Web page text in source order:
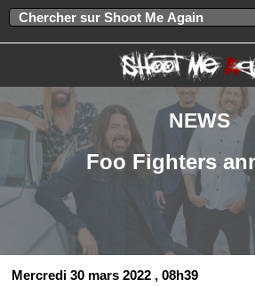
NEWS
Foo Fighters
Mercredi 30 mars 2022 , 08h39